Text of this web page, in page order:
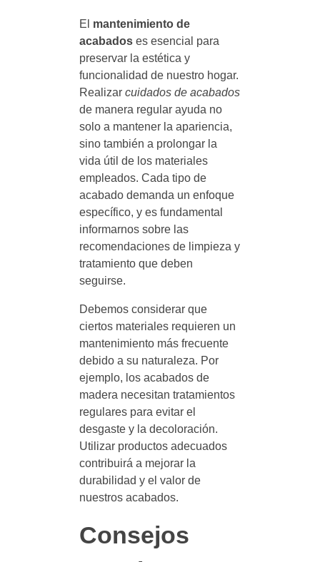
El mantenimiento de
acabadoses esencial para
preservar la estética y
funcionalidad de nuestro hogar.
Realizar cuidados de acabados
de manera regular ayuda no
solo a mantener la apariencia,
sino también a prolongar la
vida útil de los materiales
empleados. Cada tipo de
acabado demanda un enfoque
específico, y es fundamental
informarnos sobre las
recomendaciones de limpieza y
tratamiento que deben
seguirse.
Debemos considerar que
ciertos materiales requieren un
mantenimiento más frecuente
debido a su naturaleza. Por
ejemplo, los acabados de
madera necesitan tratamientos
regulares para evitar el
desgaste y la decoloración.
Utilizar productos adecuados
contribuirá a mejorar la
durabilidad y el valor de
nuestros acabados.
Consejos